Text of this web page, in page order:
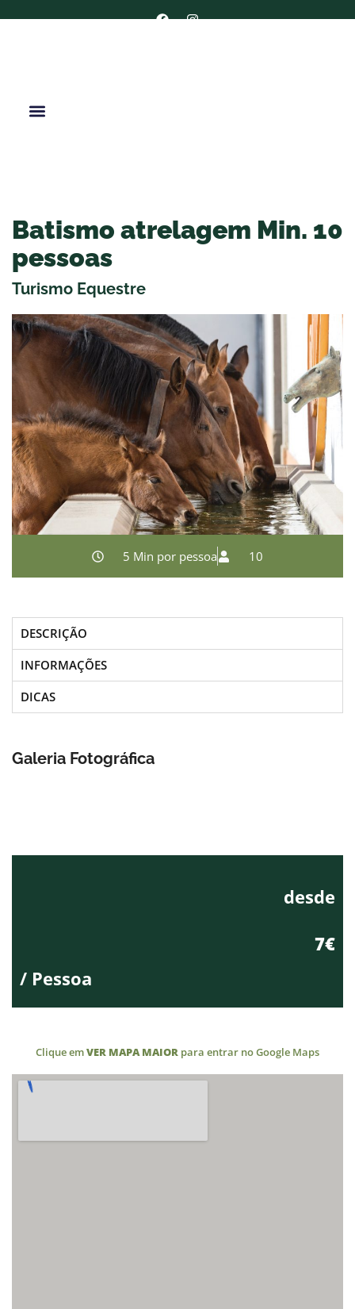
Batismo atrelagem Min. 10
pessoas
Turismo Equestre
5 Min por pessoa 10
DESCRIÇÃO
INFORMAÇÕES
DICAS
Galeria Fotográfica
desde
7€
/ Pessoa
Clique emVER MAPA MAIOR para entrar no Google Maps